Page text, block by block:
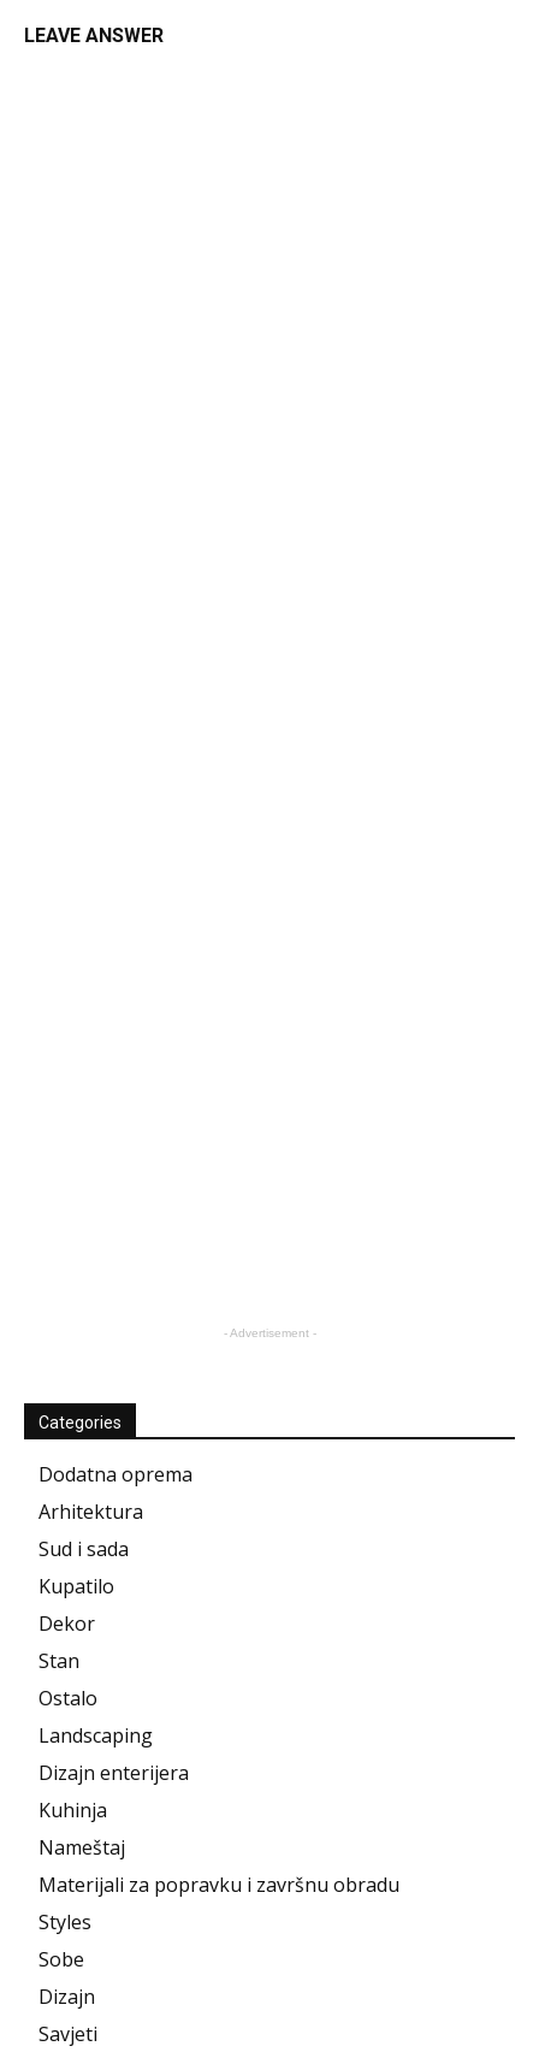
LEAVE ANSWER
- Advertisement -
Categories
Dodatna oprema
Arhitektura
Sud i sada
Kupatilo
Dekor
Stan
Ostalo
Landscaping
Dizajn enterijera
Kuhinja
Nameštaj
Materijali za popravku i završnu obradu
Styles
Sobe
Dizajn
Savjeti